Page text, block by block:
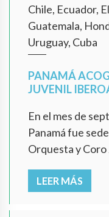
Chile, Ecuador,
Guatemala,
Uruguay, Cuba
PANAMÁ
JUVENIL
En el mes de
Panamá fue
Orquesta y
LEER MÁS